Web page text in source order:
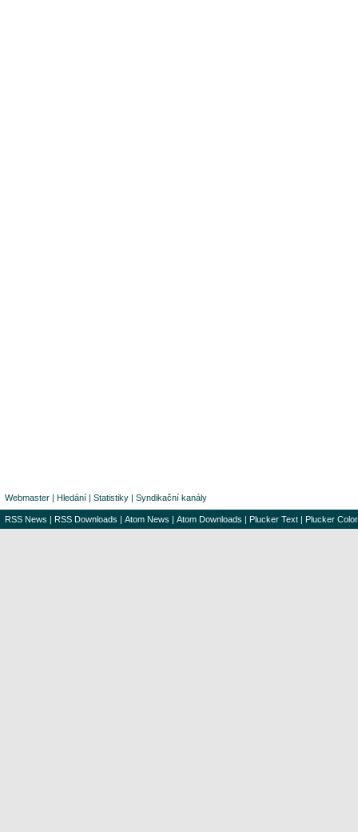
Webmaster | Hledání | Statistiky | Syndikační kanály
RSS News | RSS Downloads | Atom News | Atom Downloads | Plucker Text | Plucker Color